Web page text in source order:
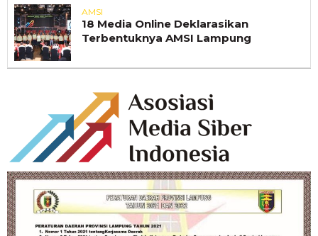
AMSI
18 Media Online Deklarasikan
Terbentuknya AMSI Lampung